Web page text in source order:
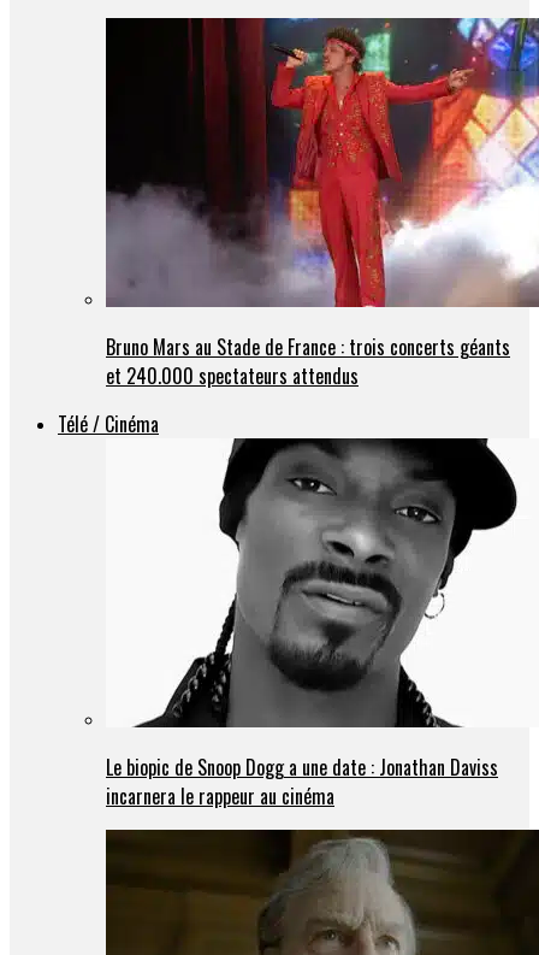
Bruno Mars au Stade de France : trois concerts géants
et 240.000 spectateurs attendus
Télé / Cinéma
Le biopic de Snoop Dogg a une date : Jonathan Daviss
incarnera le rappeur au cinéma